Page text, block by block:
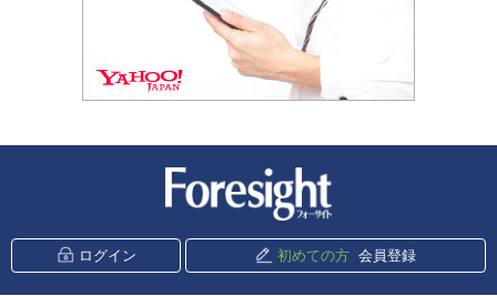
ログイン 初めての方 会員登録